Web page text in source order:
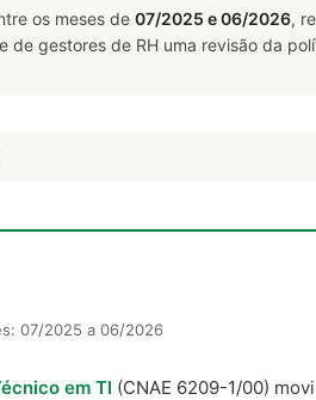
os meses de 07/2025 e 06/2026,
gestores de RH uma revisão da
07/2025 a 06/2026
em TI (CNAE 6209-1/00)